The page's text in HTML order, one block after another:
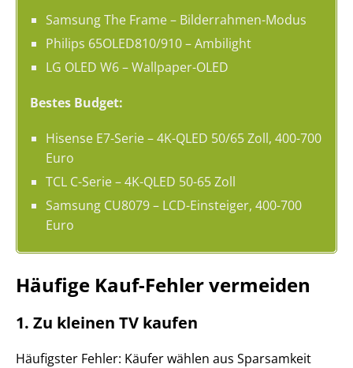
Samsung The Frame – Bilderrahmen-Modus
Philips 65OLED810/910 – Ambilight
LG OLED W6 – Wallpaper-OLED
Bestes Budget:
Hisense E7-Serie – 4K-QLED 50/65 Zoll, 400-700
Euro
TCL C-Serie – 4K-QLED 50-65 Zoll
Samsung CU8079 – LCD-Einsteiger, 400-700
Euro
Häufige Kauf-Fehler vermeiden
1. Zu kleinen TV kaufen
Häufigster Fehler: Käufer wählen aus Sparsamkeit